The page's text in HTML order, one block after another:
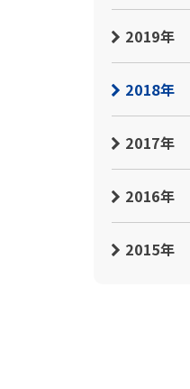
2019年
2018年
2017年
2016年
2015年